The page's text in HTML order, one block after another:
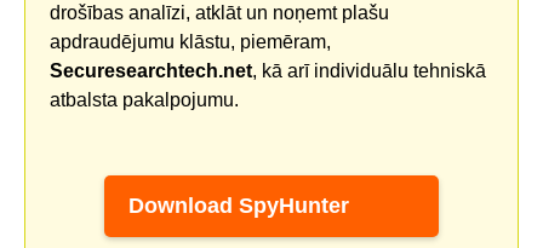
drošības analīzi, atklāt un noņemt plašu
apdraudējumu klāstu, piemēram,
Securesearchtech.net, kā arī individuālu tehniskā
atbalsta pakalpojumu.
Download SpyHunter